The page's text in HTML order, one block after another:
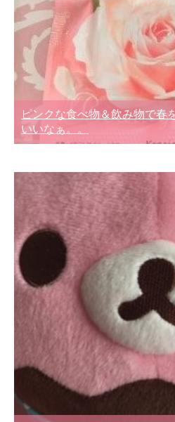
ピンクな食べ物＆飲み物で春
いいなぁ。。